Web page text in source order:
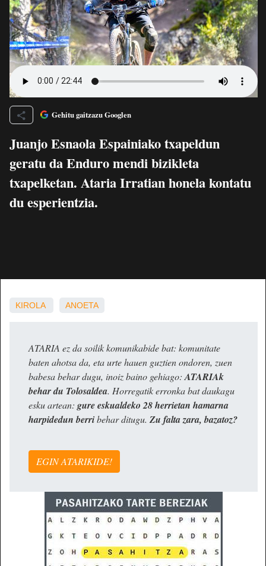
Gehitu gaitzazu Googlen
Juanjo Esnaola Espainiako txapeldun
geratu da Enduro mendi bizikleta
txapelketan. Ataria Irratian honela kontatu
du esperientzia.
KIROLA ANOETA
ATARIA ez da soilik komunikabide bat: komunitate
baten ahotsa da, eta urte hauen guztien ondoren, zuen
babesa behar dugu, inoiz baino gehiago: ATARIAk
behar du Tolosaldea. Horregatik erronka bat daukagu
esku artean: gure eskualdeko 28 herrietan hamarna
harpidedun berribehar ditugu. Zu falta zara, bazatoz?
EGIN ATARIKIDE!